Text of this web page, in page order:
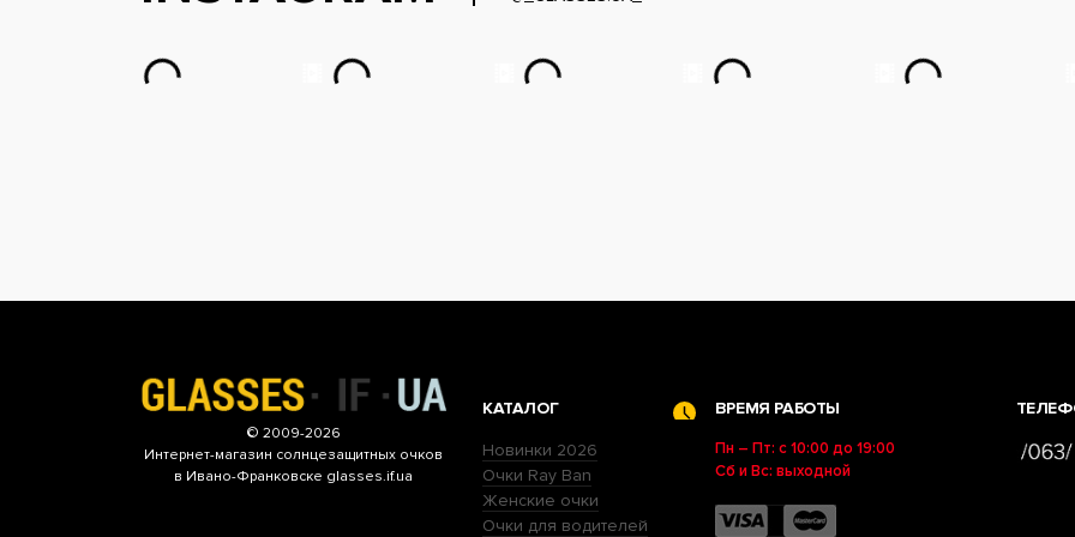
© 2009-2026
Интернет-магазин солнцезащитных очков
в Ивано-Франковске glasses.if.ua
КАТАЛОГ
Новинки 2026
Очки Ray Ban
Женские очки
Очки для водителей
ВРЕМЯ РАБОТЫ
Пн – Пт: с 10:00 до 19:00
Сб и Вс: выходной